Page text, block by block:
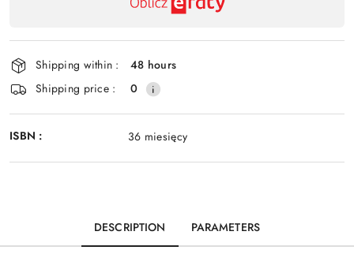
and
delivery
Shipping within :
48 hours
Shipping price :
0
ISBN : 36 miesięcy
DESCRIPTION PARAMETERS